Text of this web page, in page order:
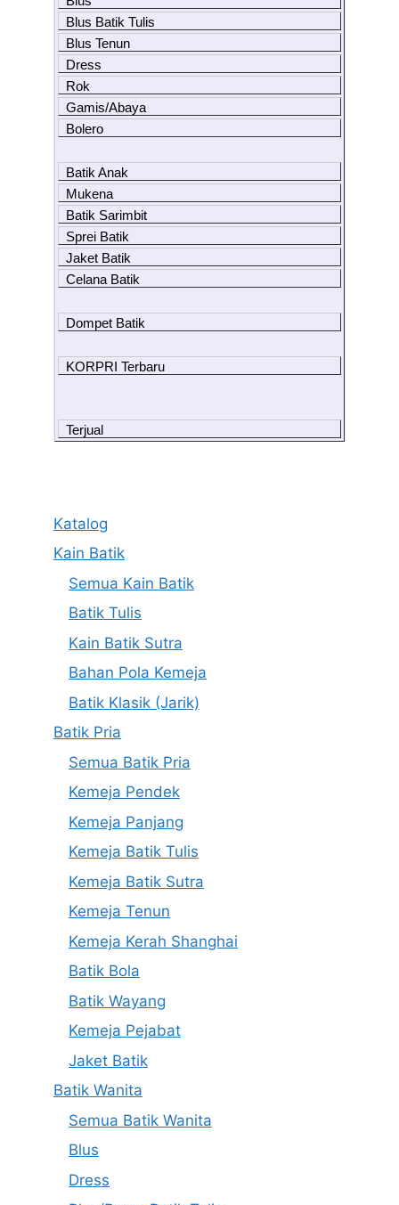
Blus Batik Tulis
Blus Tenun
Dress
Rok
Gamis/Abaya
Bolero
Batik Anak
Mukena
Batik Sarimbit
Sprei Batik
Jaket Batik
Celana Batik
Dompet Batik
KORPRI Terbaru
Terjual
Katalog
Kain Batik
Semua Kain Batik
Batik Tulis
Kain Batik Sutra
Bahan Pola Kemeja
Batik Klasik (Jarik)
Batik Pria
Semua Batik Pria
Kemeja Pendek
Kemeja Panjang
Kemeja Batik Tulis
Kemeja Batik Sutra
Kemeja Tenun
Kemeja Kerah Shanghai
Batik Bola
Batik Wayang
Kemeja Pejabat
Jaket Batik
Batik Wanita
Semua Batik Wanita
Blus
Dress